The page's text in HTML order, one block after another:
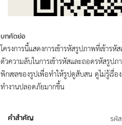
บทคัดย่อ
โครงการนี้แสดงการเข้ารหัสรูปภาพที่เข้าร
ตัวความลับในการเข้ารหัสและถอดรหัสรูป
พิกเซลของรูปเพื่อทำให้รูปดูสับสน ดูไม่รู้เรื่
ทำงานปลอดภัยมากขึ้น
คำสำคัญ
รหั